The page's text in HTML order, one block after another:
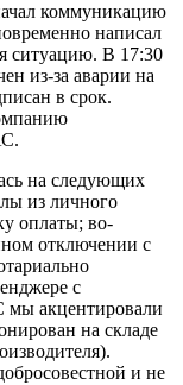
коммуникацию
написал
ситуацию. В 17:30
из-за аварии на
в срок.
на следующих
из личного
оплаты; во-
отключении с
с
мы акцентировали
на складе
и не